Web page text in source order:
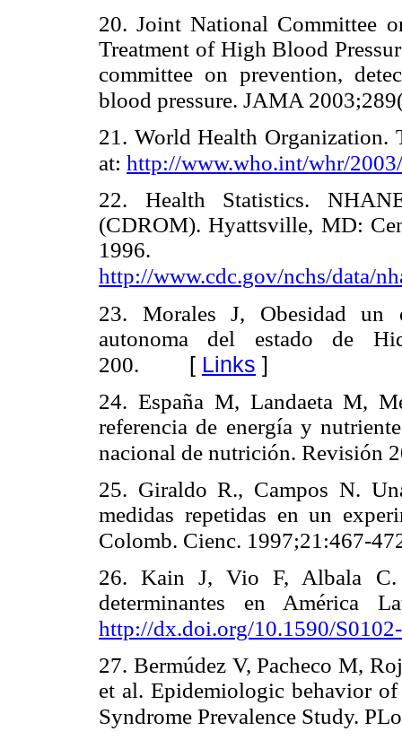
20. Joint National Committee
Treatment of High Blood
committee on prevention,
blood pressure. JAMA
21. World Health Organization.
at: http://www.who.int/whr/
22. Health Statistics.
(CDROM). Hyattsville, MD:
1996.
http://www.cdc.gov/nchs/data/
23. Morales J, Obesidad un
autonoma del estado de
200. [ Links ]
24. España M, Landaeta M,
referencia de energía y
nacional de nutrición. Revisión
25. Giraldo R., Campos N.
medidas repetidas en un
Colomb. Cienc. 1997;21:467-
26. Kain J, Vio F, Albala C.
determinantes en América
http://dx.doi.org/10.1590/
27. Bermúdez V, Pacheco M,
et al. Epidemiologic behavior
Syndrome Prevalence Study.